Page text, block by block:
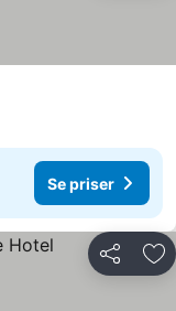
Se priser
Dela